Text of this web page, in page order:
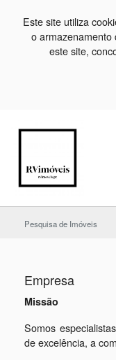
Este site utiliza
o armazenamento
este site,
Pesquisa de Imóveis
Empresa
Missão
Somos
de excelência, a